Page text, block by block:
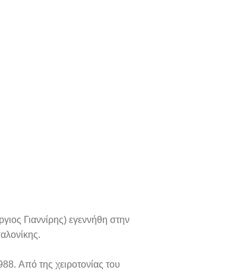
Γιαννίρης) εγεννήθη στην
Από της χειροτονίας του